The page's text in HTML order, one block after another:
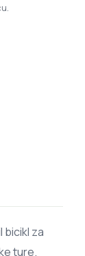
bicikl za
ture.